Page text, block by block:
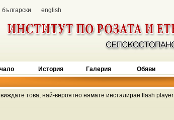
български english
История Галерия Обяви
това, най-вероятно нямате инсталиран flash player